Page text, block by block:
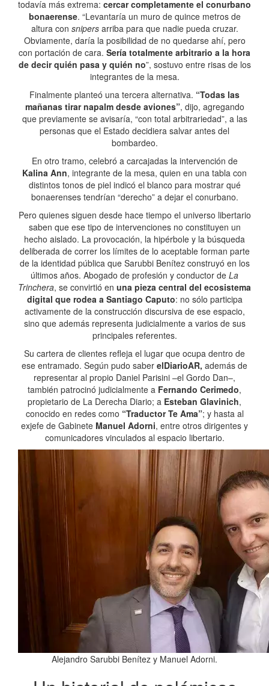
todavía más extrema: cercar completamente el conurbano
bonaerense. “Levantaría un muro de quince metros de
altura con snipersarriba para que nadie pueda cruzar.
Obviamente, daría la posibilidad de no quedarse ahí, pero
con portación de cara. Sería totalmente arbitrario a la hora
de decir quién pasa y quién no”, sostuvo entre risas de los
integrantes de la mesa.
Finalmente planteó una tercera alternativa. “Todas las
mañanas tirar napalm desde aviones”, dijo, agregando
que previamente se avisaría, “con total arbitrariedad”, a las
personas que el Estado decidiera salvar antes del
bombardeo.
En otro tramo, celebró a carcajadas la intervención de
Kalina Ann, integrante de la mesa, quien en una tabla con
distintos tonos de piel indicó el blanco para mostrar qué
bonaerenses tendrían “derecho” a dejar el conurbano.
Pero quienes siguen desde hace tiempo el universo libertario
saben que ese tipo de intervenciones no constituyen un
hecho aislado. La provocación, la hipérbole y la búsqueda
deliberada de correr los límites de lo aceptable forman parte
de la identidad pública que Sarubbi Benítez construyó en los
últimos años. Abogado de profesión y conductor de La
Trinchera, se convirtió en una pieza central del ecosistema
digital que rodea a Santiago Caputo: no sólo participa
activamente de la construcción discursiva de ese espacio,
sino que además representa judicialmente a varios de sus
principales referentes.
Su cartera de clientes refleja el lugar que ocupa dentro de
ese entramado. Según pudo saber elDiarioAR, además de
representar al propio Daniel Parisini –el Gordo Dan–,
también patrocinó judicialmente a Fernando Cerimedo,
propietario de La Derecha Diario; a Esteban Glavinich,
conocido en redes como “Traductor Te Ama”; y hasta al
exjefe de Gabinete Manuel Adorni, entre otros dirigentes y
comunicadores vinculados al espacio libertario.
Alejandro Sarubbi Benítez y Manuel Adorni.